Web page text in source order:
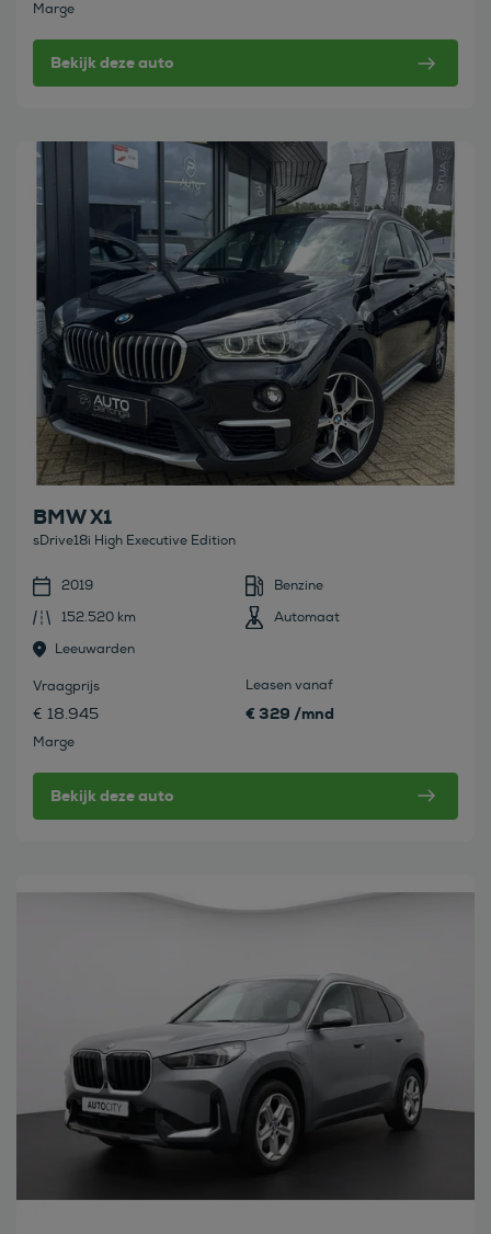
Marge
Bekijk deze auto
Bekijk deze auto
BMW X1
sDrive18i High Executive Edition
2019
Benzine
152.520 km
Automaat
Leeuwarden
Vraagprijs
€ 18.945
Marge
Leasen vanaf
€ 329 /mnd
Bekijk deze auto
Bekijk deze auto